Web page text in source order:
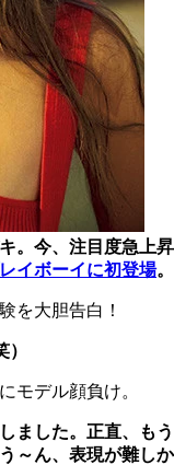
。今、注目度急上昇
イボーイに初登場。
を大胆告白！
モデル顔負け。
ました。正直、もう
～ん、表現が難しか